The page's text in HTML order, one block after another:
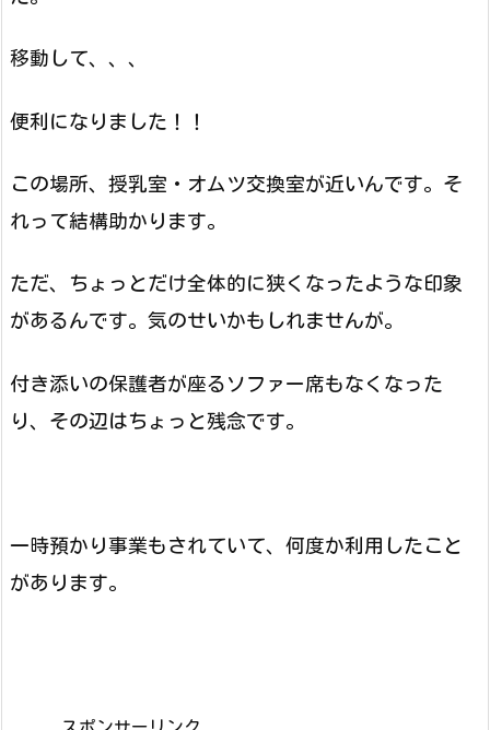
移動して、、、
便利になりました！！
この場所、授乳室・オムツ交換室が近いんです。そ
れって結構助かります。
ただ、ちょっとだけ全体的に狭くなったような印象
があるんです。気のせいかもしれませんが。
付き添いの保護者が座るソファー席もなくなった
り、その辺はちょっと残念です。
一時預かり事業もされていて、何度か利用したこと
があります。
スポンサーリンク